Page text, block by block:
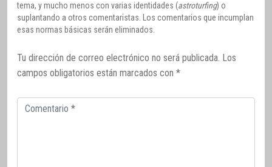
tema, y mucho menos con varias identidades (astroturfing) o
suplantando a otros comentaristas. Los comentarios que incumplan
esas normas básicas serán eliminados.
Tu dirección de correo electrónico no será publicada. Los
campos obligatorios están marcados con *
Comentario